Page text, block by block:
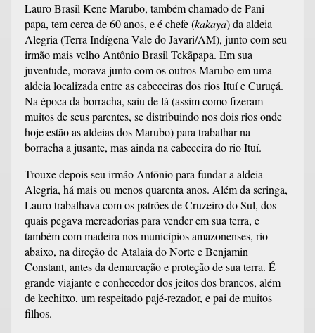
Lauro Brasil Kene Marubo, também chamado de Pani
papa, tem cerca de 60 anos, e é chefe (kakaya) da aldeia
Alegria (Terra Indígena Vale do Javari/AM), junto com seu
irmão mais velho Antônio Brasil Tekãpapa. Em sua
juventude, morava junto com os outros Marubo em uma
aldeia localizada entre as cabeceiras dos rios Ituí e Curuçá.
Na época da borracha, saiu de lá (assim como fizeram
muitos de seus parentes, se distribuindo nos dois rios onde
hoje estão as aldeias dos Marubo) para trabalhar na
borracha a jusante, mas ainda na cabeceira do rio Ituí.
Trouxe depois seu irmão Antônio para fundar a aldeia
Alegria, há mais ou menos quarenta anos. Além da seringa,
Lauro trabalhava com os patrões de Cruzeiro do Sul, dos
quais pegava mercadorias para vender em sua terra, e
também com madeira nos municípios amazonenses, rio
abaixo, na direção de Atalaia do Norte e Benjamin
Constant, antes da demarcação e proteção de sua terra. É
grande viajante e conhecedor dos jeitos dos brancos, além
de kechitxo, um respeitado pajé-rezador, e pai de muitos
filhos.